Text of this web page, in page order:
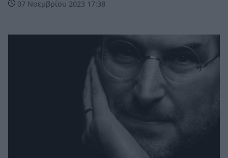
07 Νοεμβρίου 2023 17:38